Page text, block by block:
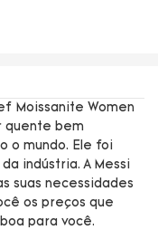
Moissanite Women
quente bem
o mundo. Ele foi
indústria. A Messi
suas necessidades
os preços que
para você.